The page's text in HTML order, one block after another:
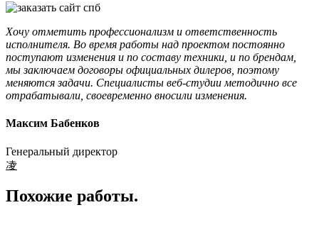
Хочу отметить профессионализм и ответственность
исполнителя. Во время работы над проектом постоянно
поступают изменения и по составу техники, и по брендам,
мы заключаем договоры официальных дилеров, поэтому
меняются задачи. Специалисты веб-студии методично все
отрабатывали, своевременно вносили изменения.
Максим Бабенков
Генеральный директор
凌
Похожие работы.